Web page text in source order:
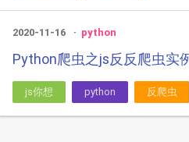
2020-11-16 python
Python爬虫之js反反爬虫实
js你想 python 反爬虫